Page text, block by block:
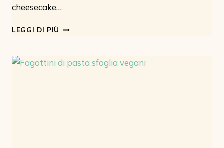
cheesecake…
LEGGI DI PIÙ CRÊPES
E
SOFFICI